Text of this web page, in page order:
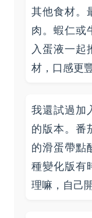
其他食材。
肉。蝦仁或
入蛋液一起
材，口感更豐
我還試過加
的版本。番
的滑蛋帶點
種變化版有
理嘛，自己